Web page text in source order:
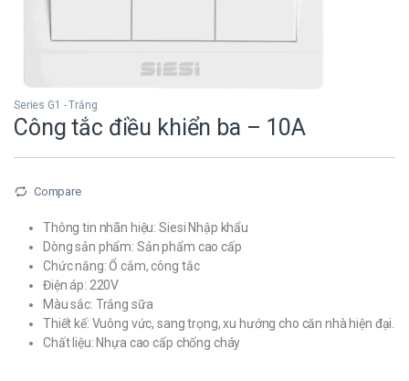
Series G1 - Trắng
Công tắc điều khiển ba – 10A
Compare
Thông tin nhãn hiệu: Siesi Nhập khẩu
Dòng sản phẩm: Sản phẩm cao cấp
Chức năng: Ổ cắm, công tắc
Điện áp: 220V
Màu sắc: Trắng sữa
Thiết kế: Vuông vức, sang trọng, xu hướng cho căn nhà hiện đại.
Chất liệu: Nhựa cao cấp chống cháy